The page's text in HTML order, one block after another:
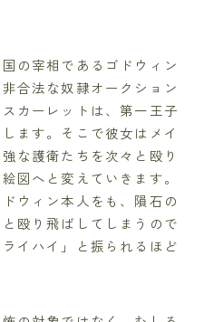
の宰相であるゴドウィン
合法な奴隷オークション
カーレットは、第一王子
ます。そこで彼女はメイ
な護衛たちを次々と殴り
図へと変えていきます。
ウィン本人をも、隕石の
殴り飛ばしてしまうので
イハイ」と振られるほど